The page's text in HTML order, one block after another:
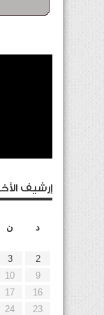
إرشيف
د
ن
2
3
9
10
16
17
23
24